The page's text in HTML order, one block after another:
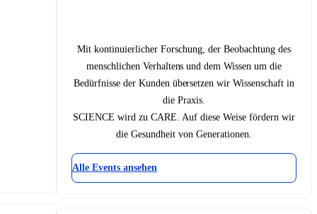
Mit kontinuierlicher Forschung, der Beobachtung des
menschlichen Verhaltens und dem Wissen um die
Bedürfnisse der Kunden übersetzen wir Wissenschaft in
die Praxis.
SCIENCE wird zu CARE. Auf diese Weise fördern wir
die Gesundheit von Generationen.
Alle Events ansehen